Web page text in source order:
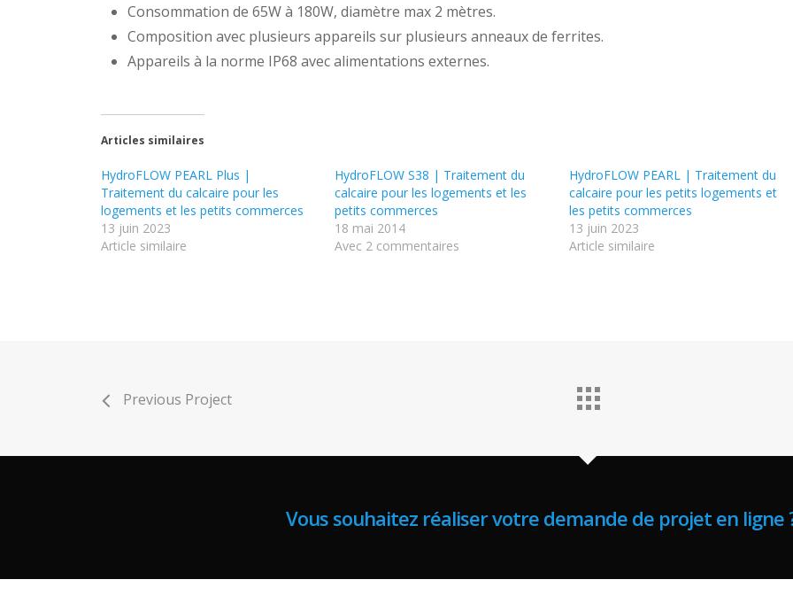
Consommation de 65W à 180W, diamètre max 2 mètres.
Composition avec plusieurs appareils sur plusieurs anneaux de ferrites.
Appareils à la norme IP68 avec alimentations externes.
Articles similaires
HydroFLOW PEARL Plus |
Traitement du calcaire pour les
logements et les petits commerces
13 juin 2023
Article similaire
HydroFLOW S38 | Traitement du
calcaire pour les logements et les
petits commerces
18 mai 2014
Avec 2 commentaires
HydroFLOW PEARL | Traitement du
calcaire pour les petits logements et
les petits commerces
13 juin 2023
Article similaire
Previous Project
Vous souhaitez réaliser votre demande de projet en ligne